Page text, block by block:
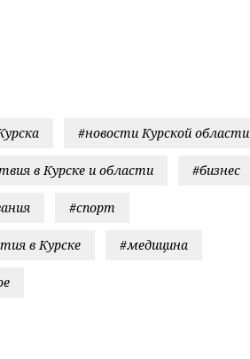
#новости Курской области
в Курске и области #бизнес
#спорт
в Курске #медицина